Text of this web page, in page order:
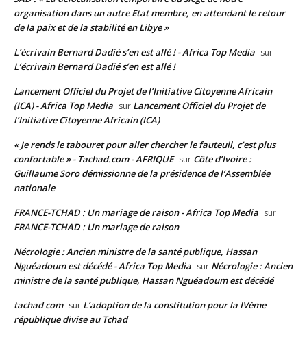
organisation dans un autre Etat membre, en attendant le retour
de la paix et de la stabilité en Libye »
L’écrivain Bernard Dadié s’en est allé ! - Africa Top Media sur
L’écrivain Bernard Dadié s’en est allé !
Lancement Officiel du Projet de l’Initiative Citoyenne Africain
(ICA) - Africa Top Media sur Lancement Officiel du Projet de
l’Initiative Citoyenne Africain (ICA)
« Je rends le tabouret pour aller chercher le fauteuil, c’est plus
confortable » - Tachad.com - AFRIQUE sur Côte d’Ivoire :
Guillaume Soro démissionne de la présidence de l’Assemblée
nationale
FRANCE-TCHAD : Un mariage de raison - Africa Top Media sur
FRANCE-TCHAD : Un mariage de raison
Nécrologie : Ancien ministre de la santé publique, Hassan
Nguéadoum est décédé - Africa Top Media sur Nécrologie : Ancien
ministre de la santé publique, Hassan Nguéadoum est décédé
tachad com sur L’adoption de la constitution pour la IVème
république divise au Tchad